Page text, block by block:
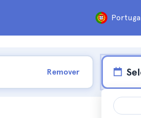
Remover